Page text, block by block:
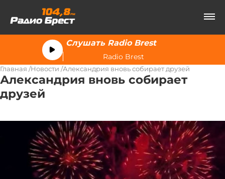
Слушать Radio Brest
Radio Brest
Главная Новости Александрия вновь собирает друзей
Александрия вновь собирает
друзей